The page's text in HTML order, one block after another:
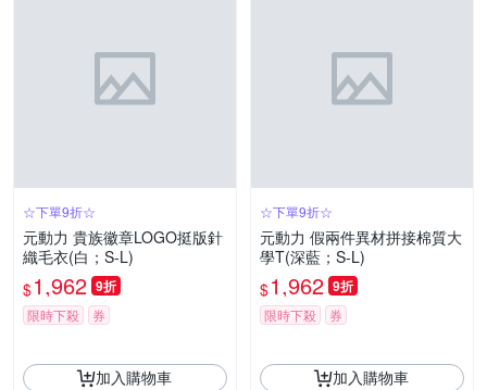
☆下單9折☆
元動力 貴族徽章LOGO挺版針
織毛衣(白；S-L)
$1,962 9折
限時下殺 券
加入購物車
☆下單9折☆
元動力 假兩件異材拼接棉質大
學T(深藍；S-L)
$1,962 9折
限時下殺 券
加入購物車